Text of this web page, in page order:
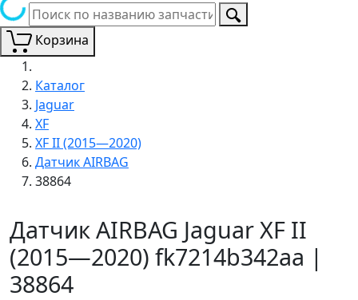
Корзина
Каталог
Jaguar
XF
XF II (2015—2020)
Датчик AIRBAG
38864
Датчик AIRBAG Jaguar XF II
(2015—2020) fk7214b342aa |
38864